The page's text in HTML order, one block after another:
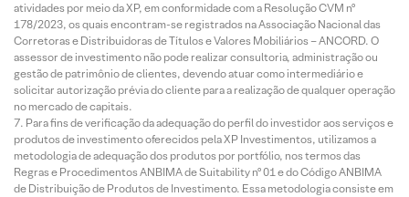
atividades por meio da XP, em conformidade com a Resolução CVM nº
178/2023, os quais encontram-se registrados na Associação Nacional das
Corretoras e Distribuidoras de Títulos e Valores Mobiliários – ANCORD. O
assessor de investimento não pode realizar consultoria, administração ou
gestão de patrimônio de clientes, devendo atuar como intermediário e
solicitar autorização prévia do cliente para a realização de qualquer operação
no mercado de capitais.
Para fins de verificação da adequação do perfil do investidor aos serviços e
produtos de investimento oferecidos pela XP Investimentos, utilizamos a
metodologia de adequação dos produtos por portfólio, nos termos das
Regras e Procedimentos ANBIMA de Suitability nº 01 e do Código ANBIMA
de Distribuição de Produtos de Investimento. Essa metodologia consiste em